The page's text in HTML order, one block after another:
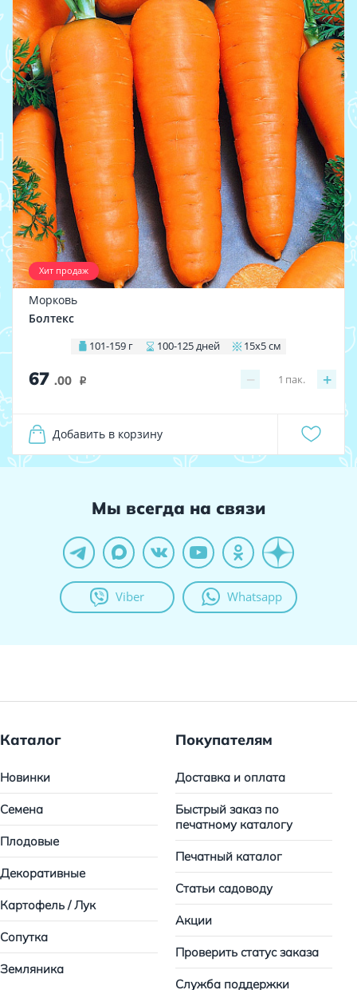
Хит продаж
Морковь
Болтекс
101-159 г 100-125 дней 15х5 см
67 .00 i − +
1 пак.
Добавить в корзину
Мы всегда на связи
Viber Whatsapp
Каталог
Новинки
Семена
Плодовые
Декоративные
Картофель / Лук
Сопутка
Земляника
Покупателям
Доставка и оплата
Быстрый заказ по
печатному каталогу
Печатный каталог
Статьи садоводу
Акции
Проверить статус заказа
Служба поддержки